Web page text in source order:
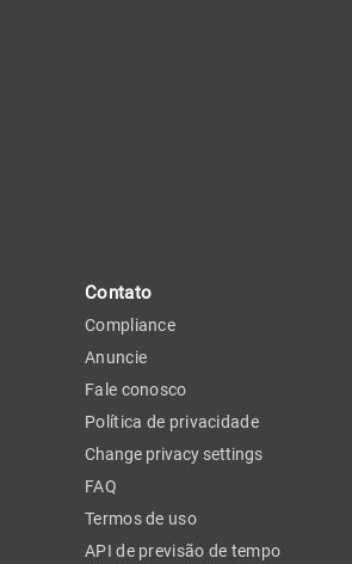
Contato
Compliance
Anuncie
Fale conosco
Política de privacidade
Change privacy settings
FAQ
Termos de uso
API de previsão de tempo